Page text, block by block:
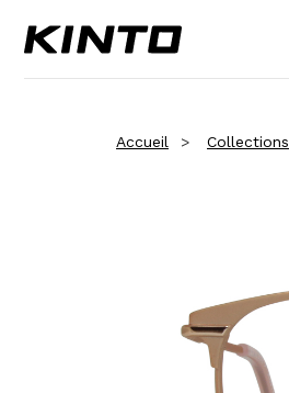
Accueil Collections